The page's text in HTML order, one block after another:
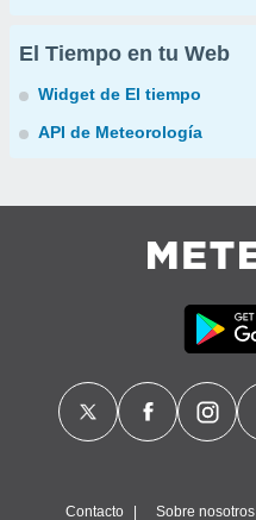
El Tiempo en tu Web
Widget de El tiempo
API de Meteorología
Contacto Sobre nosotros